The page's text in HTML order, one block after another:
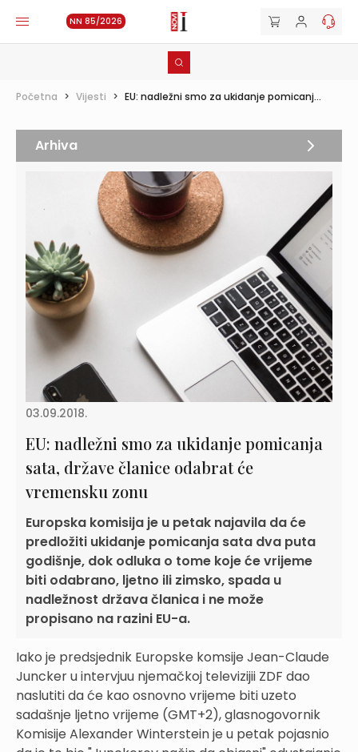
NN 85/2026
Početna > Vijesti > EU: nadležni smo za ukidanje pomicanj...
03.09.2018.
EU: nadležni smo za ukidanje pomicanja
sata, države članice odabrat će
vremensku zonu
Europska komisija je u petak najavila da će
predložiti ukidanje pomicanja sata dva puta
godišnje, dok odluka o tome koje će vrijeme
biti odabrano, ljetno ili zimsko, spada u
nadležnost država članica i ne može
propisano na razini EU-a.
Iako je predsjednik Europske komsije Jean-Claude
Juncker u intervjuu njemačkoj televizijii ZDF dao
naslutiti da će kao osnovno vrijeme biti uzeto
sadašnje ljetno vrijeme (GMT+2), glasnogovornik
Komisije Alexander Winterstein je u petak pojasnio
Arhiva